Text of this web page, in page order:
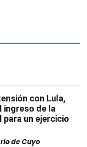
con Lula,
ingreso de la
para un ejercicio
de Cuyo